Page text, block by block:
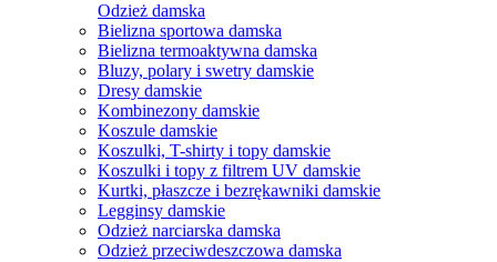
Odzież damska
Bielizna sportowa damska
Bielizna termoaktywna damska
Bluzy, polary i swetry damskie
Dresy damskie
Kombinezony damskie
Koszule damskie
Koszulki, T-shirty i topy damskie
Koszulki i topy z filtrem UV damskie
Kurtki, płaszcze i bezrękawniki damskie
Legginsy damskie
Odzież narciarska damska
Odzież przeciwdeszczowa damska